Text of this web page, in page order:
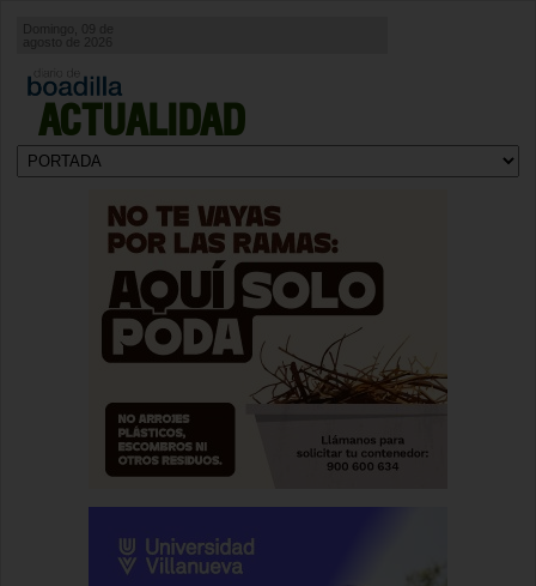
ACTUALIDAD
Domingo, 09 de
agosto de 2026